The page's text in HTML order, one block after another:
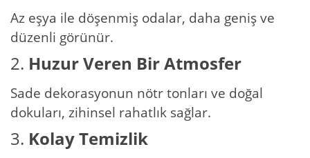
Az eşya ile döşenmiş odalar, daha geniş ve
düzenli görünür.
2. Huzur Veren Bir Atmosfer
Sade dekorasyonun nötr tonları ve doğal
dokuları, zihinsel rahatlık sağlar.
3. Kolay Temizlik